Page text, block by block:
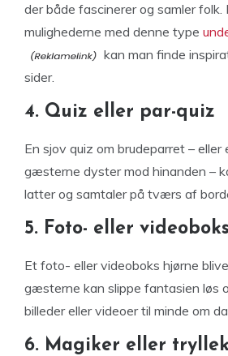
der både fascinerer og samler folk.
mulighederne med denne type
kan man finde
sider.
4. Quiz eller par-quiz
En sjov quiz om brudeparret – eller
gæsterne dyster mod hinanden –
latter og samtaler på tværs af
5. Foto- eller videoboks
Et foto- eller videoboks hjørne
gæsterne kan slippe fantasien løs
billeder eller videoer til minde om
6. Magiker eller